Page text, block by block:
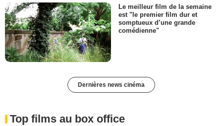
Le meilleur film de la semaine
est "le premier film dur et
somptueux d’une grande
comédienne"
Dernières news cinéma
Top films au box office